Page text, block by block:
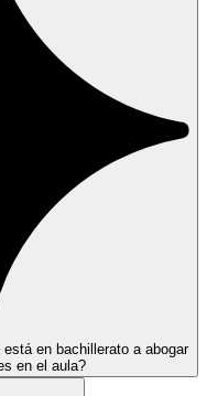
en bachillerato a abogar
en el aula?